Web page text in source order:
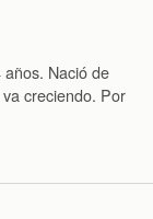
Nació de
creciendo. Por